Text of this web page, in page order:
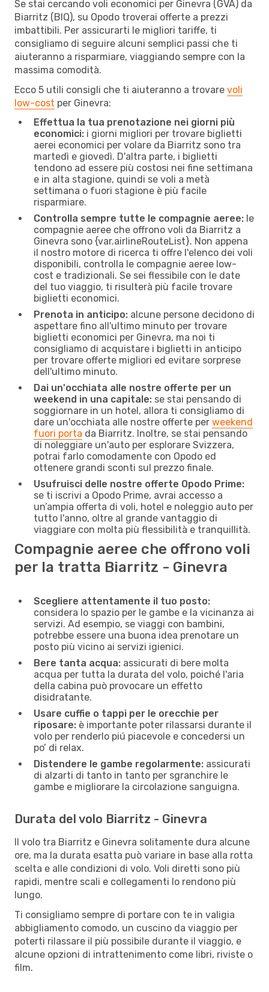
Se stai cercando voli economici per Ginevra (GVA) da
Biarritz (BIQ), su Opodo troverai offerte a prezzi
imbattibili. Per assicurarti le migliori tariffe, ti
consigliamo di seguire alcuni semplici passi che ti
aiuteranno a risparmiare, viaggiando sempre con la
massima comodità.
Ecco 5 utili consigli che ti aiuteranno a trovare voli
low-cost per Ginevra:
Effettua la tua prenotazione nei giorni più
economici: i giorni migliori per trovare biglietti
aerei economici per volare da Biarritz sono tra
martedì e giovedì. D'altra parte, i biglietti
tendono ad essere più costosi nei fine settimana
e in alta stagione, quindi se voli a metà
settimana o fuori stagione è più facile
risparmiare.
Controlla sempre tutte le compagnie aeree: le
compagnie aeree che offrono voli da Biarritz a
Ginevra sono {​var.airlineRouteList}. Non appena
il nostro motore di ricerca ti offre l'elenco dei voli
disponibili, controlla le compagnie aeree low-
cost e tradizionali. Se sei flessibile con le date
del tuo viaggio, ti risulterà più facile trovare
biglietti economici.
Prenota in anticipo: alcune persone decidono di
aspettare fino all'ultimo minuto per trovare
biglietti economici per Ginevra, ma noi ti
consigliamo di acquistare i biglietti in anticipo
per trovare offerte migliori ed evitare sorprese
dell'ultimo minuto.
Dai un'occhiata alle nostre offerte per un
weekend in una capitale: se stai pensando di
soggiornare in un hotel, allora ti consigliamo di
dare un'occhiata alle nostre offerte per weekend
fuori porta da Biarritz. Inoltre, se stai pensando
di noleggiare un'auto per esplorare Svizzera,
potrai farlo comodamente con Opodo ed
ottenere grandi sconti sul prezzo finale.
Usufruisci delle nostre offerte Opodo Prime:
se ti iscrivi a Opodo Prime, avrai accesso a
un’ampia offerta di voli, hotel e noleggio auto per
tutto l'anno, oltre al grande vantaggio di
viaggiare con molta più flessibilità e tranquillità.
Compagnie aeree che offrono voli
per la tratta Biarritz - Ginevra
Scegliere attentamente il tuo posto:
considera lo spazio per le gambe e la vicinanza ai
servizi. Ad esempio, se viaggi con bambini,
potrebbe essere una buona idea prenotare un
posto più vicino ai servizi igienici.
Bere tanta acqua: assicurati di bere molta
acqua per tutta la durata del volo, poiché l'aria
della cabina può provocare un effetto
disidratante.
Usare cuffie o tappi per le orecchie per
riposare: è importante poter rilassarsi durante il
volo per renderlo piú piacevole e concedersi un
po’ di relax.
Distendere le gambe regolarmente: assicurati
di alzarti di tanto in tanto per sgranchire le
gambe e migliorare la circolazione sanguigna.
Durata del volo Biarritz - Ginevra
Il volo tra Biarritz e Ginevra solitamente dura alcune
ore, ma la durata esatta può variare in base alla rotta
scelta e alle condizioni di volo. Voli diretti sono più
rapidi, mentre scali e collegamenti lo rendono più
lungo.
Ti consigliamo sempre di portare con te in valigia
abbigliamento comodo, un cuscino da viaggio per
poterti rilassare il più possibile durante il viaggio, e
alcune opzioni di intrattenimento come libri, riviste o
film.